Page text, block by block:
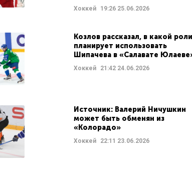
Хоккей 19:2625.06.2026
Козлов рассказал, в какой роли
планирует использовать
Шипачева в «Салавате
Хоккей 21:4224.06.2026
Источник: Валерий Ничушкин
может быть обменян из
«Колорадо»
Хоккей 22:11 23.06.2026